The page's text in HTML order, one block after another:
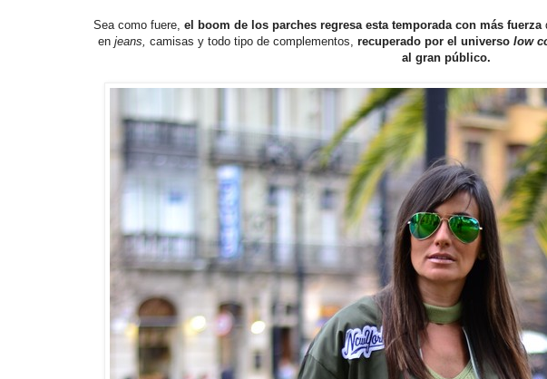
Sea como fuere, el boom de los parches regresa esta temporada con más fuerza
en jeans, camisas y todo tipo de complementos, recuperado por el universo low
al gran público.